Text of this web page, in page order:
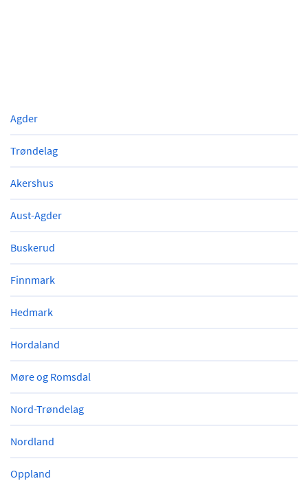
Agder
Trøndelag
Akershus
Aust-Agder
Buskerud
Finnmark
Hedmark
Hordaland
Møre og Romsdal
Nord-Trøndelag
Nordland
Oppland